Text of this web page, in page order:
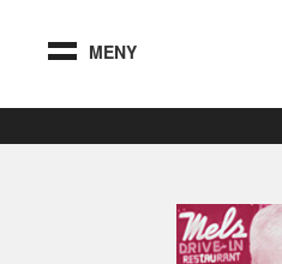
MENY